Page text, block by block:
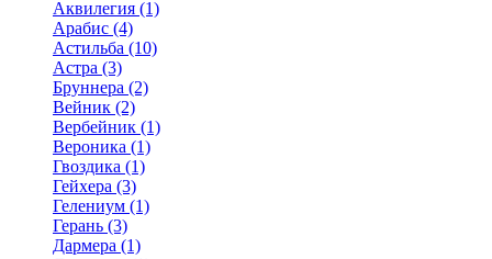
Аквилегия (1)
Арабис (4)
Астильба (10)
Астра (3)
Бруннера (2)
Вейник (2)
Вербейник (1)
Вероника (1)
Гвоздика (1)
Гейхера (3)
Гелениум (1)
Герань (3)
Дармера (1)